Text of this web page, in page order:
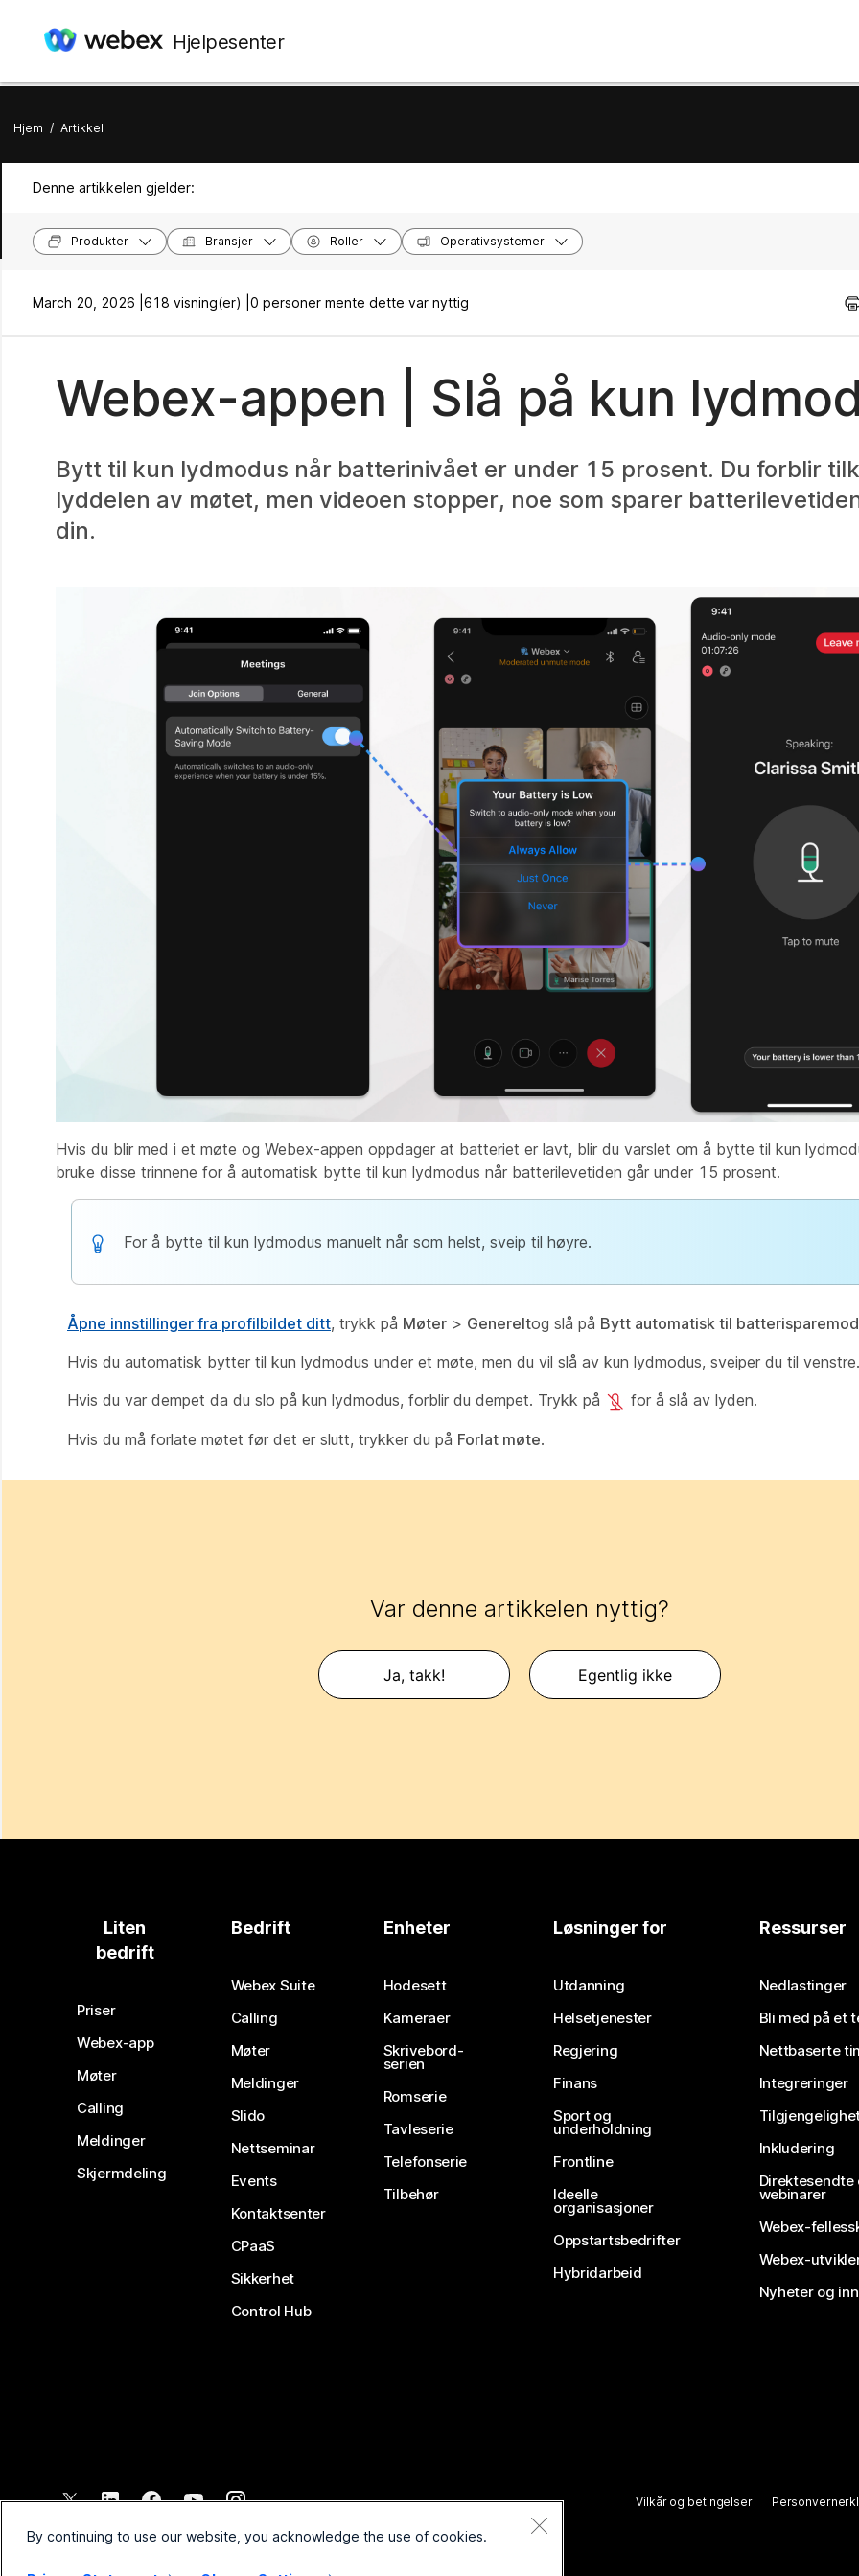
Hjelpesenter
Hjem / Artikkel
Denne artikkelen gjelder:
Produkter Bransjer Roller Operativsystemer
March 20, 2026 | 618 visning(er) | 0 personer mente dette var nyttig
Webex-appen | Slå på kun
Bytt til kun lydmodus når batterinivået er under 15 prosent. Du forblir
lyddelen av møtet, men videoen stopper, noe som sparer
din.
Hvis du blir med i et møte og Webex-appen oppdager at batteriet er lavt, blir du varslet om å bytte til kun
bruke disse trinnene for å automatisk bytte til kun lydmodus når batterilevetiden går under 15 prosent.
For å bytte til kun lydmodus manuelt når som helst, sveip til høyre.
Åpne innstillinger fra profilbildet ditt, trykk på Møter > Genereltog slå på Bytt automatisk til
Hvis du automatisk bytter til kun lydmodus under et møte, men du vil slå av kun lydmodus, sveiper du til venstre.
Hvis du var dempet da du slo på kun lydmodus, forblir du dempet. Trykk på
for å slå av lyden.
Hvis du må forlate møtet før det er slutt, trykker du på Forlat møte.
Var denne artikkelen nyttig?
Ja, takk! Egentlig ikke
Liten
bedrift
Priser
Webex-app
Møter
Calling
Meldinger
Skjermdeling
Bedrift
Webex Suite
Calling
Møter
Meldinger
Slido
Nettseminar
Events
Kontaktsenter
CPaaS
Sikkerhet
Control Hub
Enheter
Hodesett
Kameraer
Skrivebord-
serien
Romserie
Tavleserie
Telefonserie
Tilbehør
Løsninger for
Utdanning
Helsetjenester
Regjering
Finans
Sport og
underholdning
Frontline
Ideelle
organisasjoner
Oppstartsbedrifter
Hybridarbeid
Ressurser
Nedlastinger
Bli med på et
Nettbaserte
Integreringer
Inkludering
webinarer
Webex-
Webex-
Nyheter og
2026 Cisco og/eller tilknyttede selskaper. Med enerett.
Vilkår og betingelser
By continuing to use our website, you acknowledge the use of cookies.